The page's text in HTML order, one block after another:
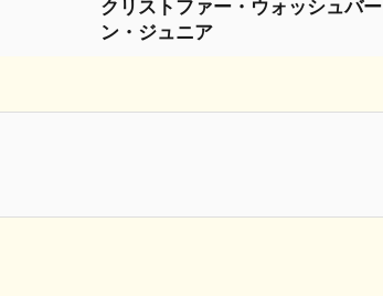
クリストファー・ウォッシュバー
ン・ジュニア